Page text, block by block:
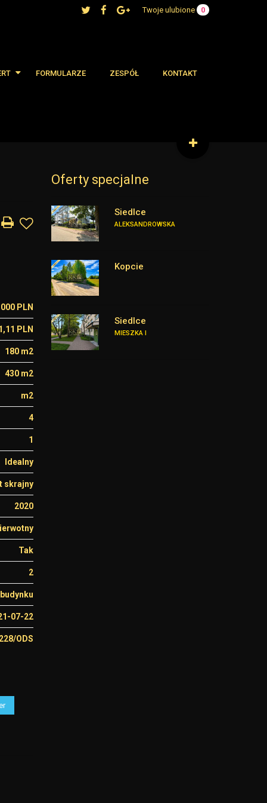
Twoje ulubione 0
FORMULARZE ZESPÓŁ KONTAKT
PLN
PLN
180 m2
430 m2
m2
4
1
Idealny
skrajny
2020
Tak
2
07-22
ODS
Oferty specjalne
Siedlce
ALEKSANDROWSKA
Kopcie
Siedlce
MIESZKA I